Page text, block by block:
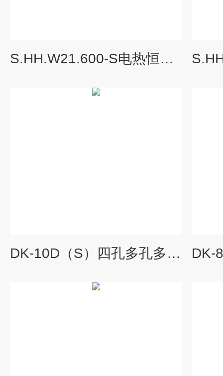
S.HH.W21.600-S电热恒温水温箱（三用水箱）
DK-10D（S）四孔多孔多温恒温水浴直销